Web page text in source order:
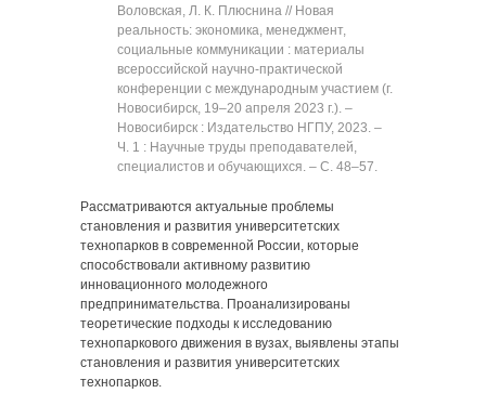
Воловская, Л. К. Плюснина // Новая
реальность: экономика, менеджмент,
социальные коммуникации : материалы
всероссийской научно-практической
конференции с международным участием (г.
Новосибирск, 19‒20 апреля 2023 г.). ‒
Новосибирск : Издательство НГПУ, 2023. ‒
Ч. 1 : Научные труды преподавателей,
специалистов и обучающихся. ‒ C. 48‒57.
Рассматриваются актуальные проблемы
становления и развития университетских
технопарков в современной России, которые
способствовали активному развитию
инновационного молодежного
предпринимательства. Проанализированы
теоретические подходы к исследованию
технопаркового движения в вузах, выявлены этапы
становления и развития университетских
технопарков.